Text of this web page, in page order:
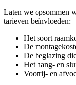
Laten we opsommen
tarieven beïnvloeden:
Het soort
De
De beglazing
Het hang- en
Voorrij- en